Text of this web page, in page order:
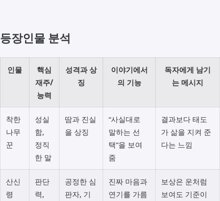
등장인물 분석
인물
핵심
재주/
능력
성격과 상
징
이야기에서
의 기능
독자에게 남기
는 메시지
착한
나무
꾼
성실
함,
정직
한 말
땀과 진실
을 상징
“사실대로
말하는 선
택”을 보여
줌
결과보다 태도
가 삶을 지켜 준
다는 느낌
산신
령
판단
력,
공정한 심
판자, 기
진짜 마음과
연기를 가름
보상은 운처럼
보여도 기준이